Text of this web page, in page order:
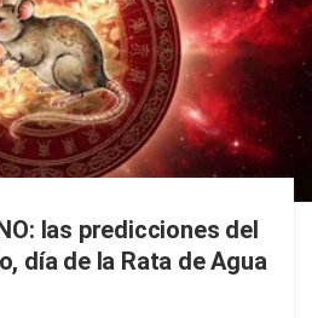
las predicciones del
día de la Rata de Agua